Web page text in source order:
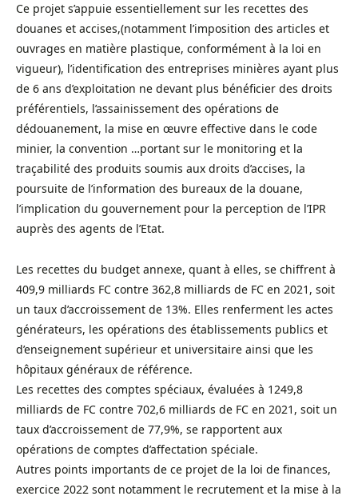
Ce projet s’appuie essentiellement sur les recettes des
douanes et accises,(notamment l’imposition des articles et
ouvrages en matière plastique, conformément à la loi en
vigueur), l’identification des entreprises minières ayant plus
de 6 ans d’exploitation ne devant plus bénéficier des droits
préférentiels, l’assainissement des opérations de
dédouanement, la mise en œuvre effective dans le code
minier, la convention …portant sur le monitoring et la
traçabilité des produits soumis aux droits d’accises, la
poursuite de l’information des bureaux de la douane,
l’implication du gouvernement pour la perception de l’IPR
auprès des agents de l’Etat.
Les recettes du budget annexe, quant à elles, se chiffrent à
409,9 milliards FC contre 362,8 milliards de FC en 2021, soit
un taux d’accroissement de 13%. Elles renferment les actes
générateurs, les opérations des établissements publics et
d’enseignement supérieur et universitaire ainsi que les
hôpitaux généraux de référence.
Les recettes des comptes spéciaux, évaluées à 1249,8
milliards de FC contre 702,6 milliards de FC en 2021, soit un
taux d’accroissement de 77,9%, se rapportent aux
opérations de comptes d’affectation spéciale.
Autres points importants de ce projet de la loi de finances,
exercice 2022 sont notamment le recrutement et la mise à la